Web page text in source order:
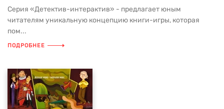
Серия «Детектив-интерактив» - предлагает юным
читателям уникальную концепцию книги-игры, которая
пом...
ПОДРОБНЕЕ